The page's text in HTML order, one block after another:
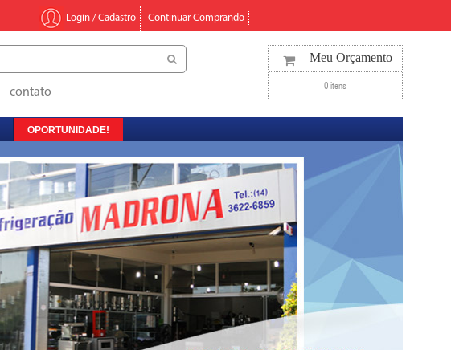
Login / Cadastro Continuar Comprando
contato
Meu Orçamento
0 itens
OPORTUNIDADE!